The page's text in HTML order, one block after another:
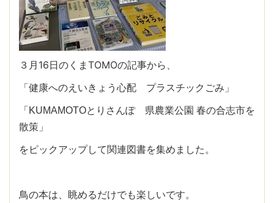
３月16日のくまTOMOの記事から、
「健康へのえいきょう心配 プラスチックごみ」
「KUMAMOTOとりさんぽ 県農業公園 春の合志市を
散策」
をピックアップして関連図書を集めました。
鳥の本は、眺めるだけでも楽しいです。